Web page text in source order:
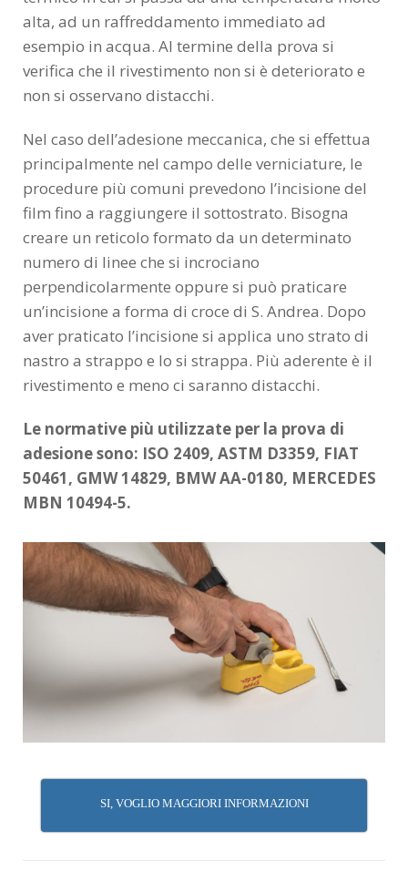
alta, ad un raffreddamento immediato ad
esempio in acqua. Al termine della prova si
verifica che il rivestimento non si è deteriorato e
non si osservano distacchi.
Nel caso dell’adesione meccanica, che si effettua
principalmente nel campo delle verniciature, le
procedure più comuni prevedono l’incisione del
film fino a raggiungere il sottostrato. Bisogna
creare un reticolo formato da un determinato
numero di linee che si incrociano
perpendicolarmente oppure si può praticare
un’incisione a forma di croce di S. Andrea. Dopo
aver praticato l’incisione si applica uno strato di
nastro a strappo e lo si strappa. Più aderente è il
rivestimento e meno ci saranno distacchi.
Le normative più utilizzate per la prova di
adesione sono: ISO 2409, ASTM D3359, FIAT
50461, GMW 14829, BMW AA-0180, MERCEDES
MBN 10494-5.
SI, VOGLIO MAGGIORI INFORMAZIONI